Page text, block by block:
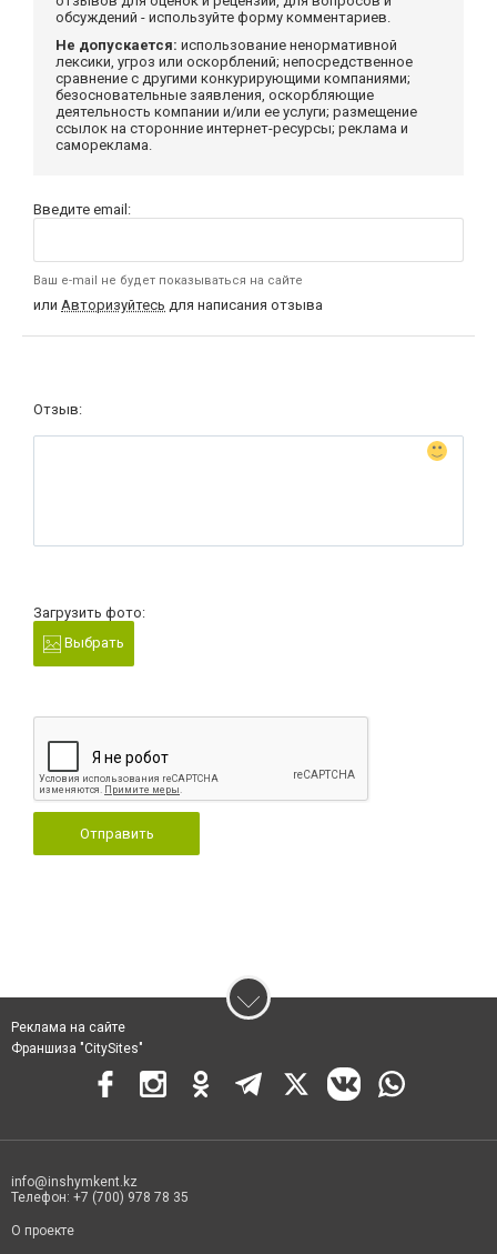
обсуждений - используйте форму комментариев.
Не допускается: использование ненормативной
лексики, угроз или оскорблений; непосредственное
сравнение с другими конкурирующими компаниями;
безосновательные заявления, оскорбляющие
деятельность компании и/или ее услуги; размещение
ссылок на сторонние интернет-ресурсы; реклама и
самореклама.
Введите email:
Ваш e-mail не будет показываться на сайте
или Авторизуйтесь для написания отзыва
Отзыв:
Загрузить фото:
Выбрать
Отправить
Реклама на сайте
Франшиза "CitySites"
info@inshymkent.kz
Телефон: +7 (700) 978 78 35
О проекте